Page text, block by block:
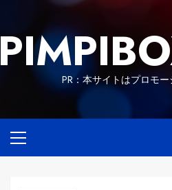
content
PR：本サイトはプロモ
Menu